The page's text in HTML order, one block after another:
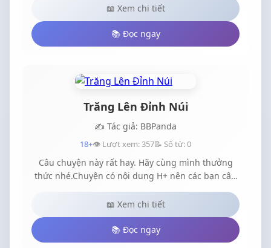
trán nảy lửa, tạo nên vô vàn tình huống dở khóc
dở cười, bên cạnh đó là những màn drama tình
cảm nghẹt thở không kém. Cái kết nào dành cho
cặp đôi đũa lệch này đây?Cùng đón đọc nha!P/s:
của tác giả Hải Âu. Truyện gốc "Sếp tôi gu hơi
mặn" vẫn là của mình.
📖 Xem chi tiết
📚 Đọc ngay
Trăng Lên Đỉnh Núi
✍️ Tác giả: BBPanda
18+👁️ Lượt xem: 357📝 Số từ: 0
Câu chuyện này rất hay. Hãy cùng mình thưởng
thức nhé.Chuyện có nội dung H+ nên các bạn cân
nhắc khi đọc nhé
📖 Xem chi tiết
📚 Đọc ngay